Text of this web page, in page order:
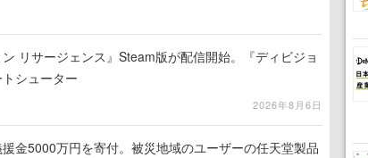
リサージェンス』Steam版が配信開始。『ディビジョ
シューター
2026年8月6日
金5000万円を寄付。被災地域のユーザーの任天堂製品